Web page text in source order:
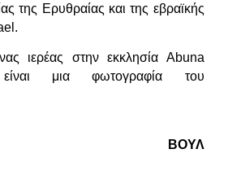
της Ερυθραίας και της εβραϊκής
ιερέας στην εκκλησία Abuna
μια φωτογραφία του
ΒΟΥΛ